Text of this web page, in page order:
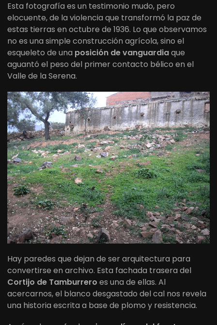
Esta fotografía es un testimonio mudo, pero
elocuente, de la violencia que transformó la paz de
estas tierras en octubre de 1936. Lo que observamos
no es una simple construcción agrícola, sino el
esqueleto de una posición de vanguardiaque
aguantó el peso del primer contacto bélico en el
Valle de la Serena.
Hay paredes que dejan de ser arquitectura para
convertirse en archivo. Esta fachada trasera del
Cortijo de Tamburrero es una de ellas. Al
acercarnos, el blanco desgastado del cal nos revela
una historia escrita a base de plomo y resistencia.